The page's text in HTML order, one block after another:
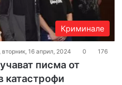
Криминале
вторник, 16 април, 2024 0 176
писма от
катастрофи